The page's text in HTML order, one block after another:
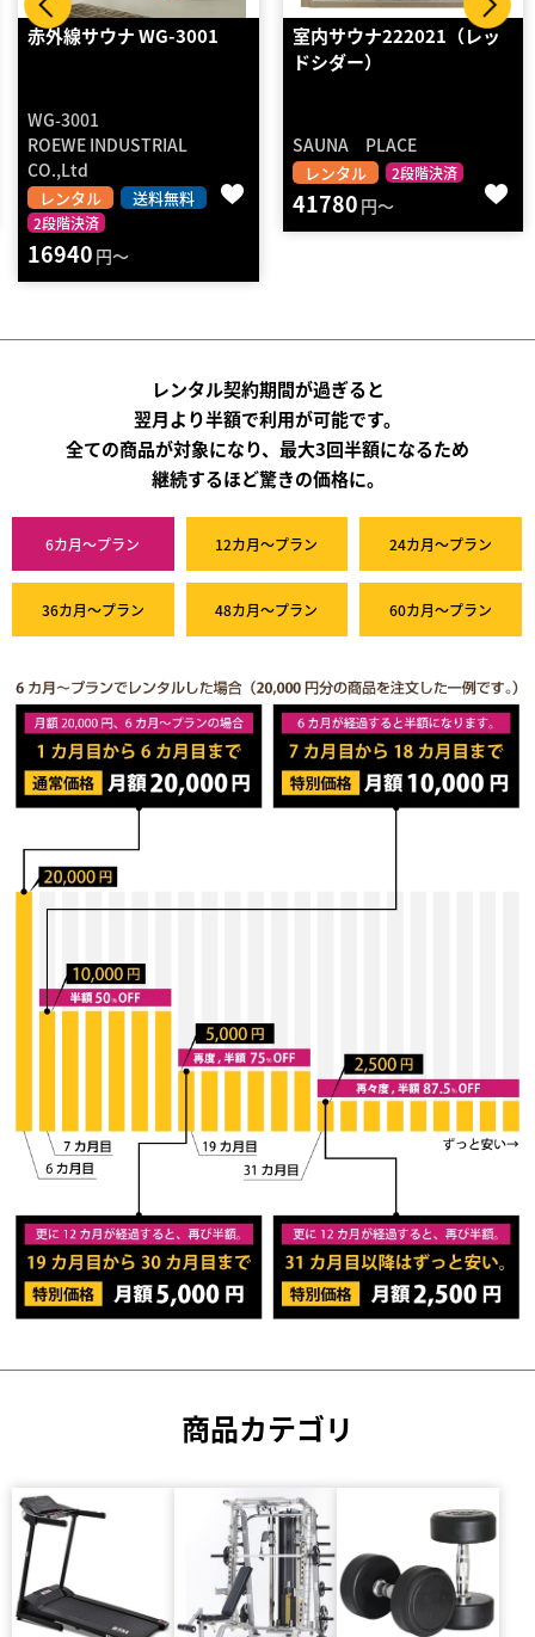
室内サウナ222021（レッ
SAUNA PLACE
レンタル
41780円～
家庭用サウナ 100℃対応
ロウリュ可 LLサイズ
ヘルシーサウナ
レンタル 送料無料
2段階決済
12650円～
レンタル契約期間が過ぎると
翌月より半額で利用が可能です。
全ての商品が対象になり、最大3回半額になるため
継続するほど驚きの価格に。
6カ月～プラン 12カ月～プラン 24カ月～プラン
36カ月～プラン 48カ月～プラン 60カ月～プラン
商品カテゴリ